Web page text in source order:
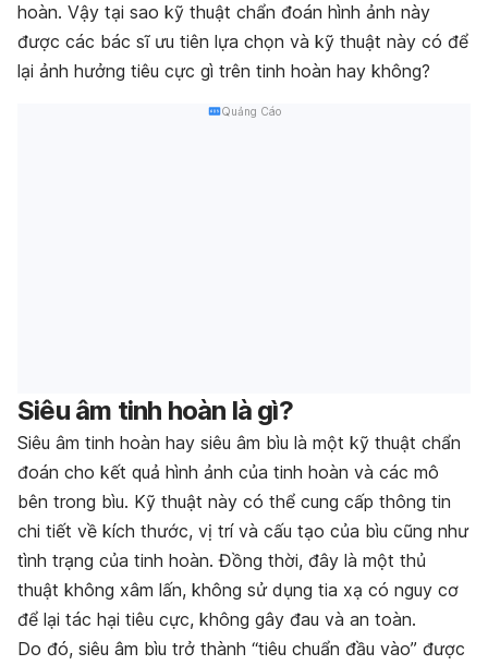
hoàn. Vậy tại sao kỹ thuật chẩn đoán hình ảnh này
được các bác sĩ ưu tiên lựa chọn và kỹ thuật này có để
lại ảnh hưởng tiêu cực gì trên tinh hoàn hay không?
Quảng Cáo
Siêu âm tinh hoàn là gì?
Siêu âm tinh hoàn hay siêu âm bìu là một kỹ thuật chẩn
đoán cho kết quả hình ảnh của tinh hoàn và các mô
bên trong bìu. Kỹ thuật này có thể cung cấp thông tin
chi tiết về kích thước, vị trí và cấu tạo của bìu cũng như
tình trạng của tinh hoàn. Đồng thời, đây là một thủ
thuật không xâm lấn, không sử dụng tia xạ có nguy cơ
để lại tác hại tiêu cực, không gây đau và an toàn.
Do đó, siêu âm bìu trở thành “tiêu chuẩn đầu vào” được